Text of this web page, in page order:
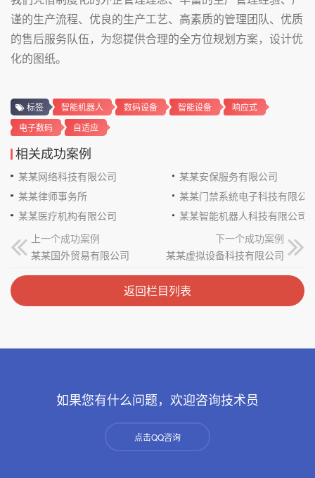
谨的生产流程、优良的生产工艺、高素质的管理团队、优质
的售后服务队伍，为您提供合理的全方位规划方案，设计优
化的图纸。
标签 智能机器人 数码设备 智能设备
响应式
电子数码
自适应
相关成功案例
某某网络科技有限公司
某某安保服务有限公司
某某律师事务所
某某门禁系统电子科技有限公
某某医疗机构有限公司
某某智能机器人科技有限公司
上一个成功案例
某某国外贸易有限公司
下一个成功案例
某某虚拟设备科技有限公司
返回栏目列表
如果您有什么问题，欢迎咨询技术员
点击QQ咨询